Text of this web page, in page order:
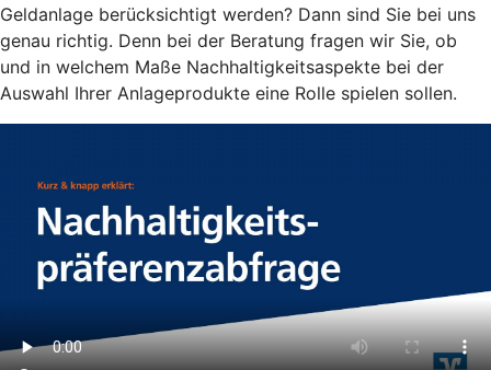
Geldanlage berücksichtigt werden? Dann sind Sie bei uns
genau richtig. Denn bei der Beratung fragen wir Sie, ob
und in welchem Maße Nachhaltigkeitsaspekte bei der
Auswahl Ihrer Anlageprodukte eine Rolle spielen sollen.